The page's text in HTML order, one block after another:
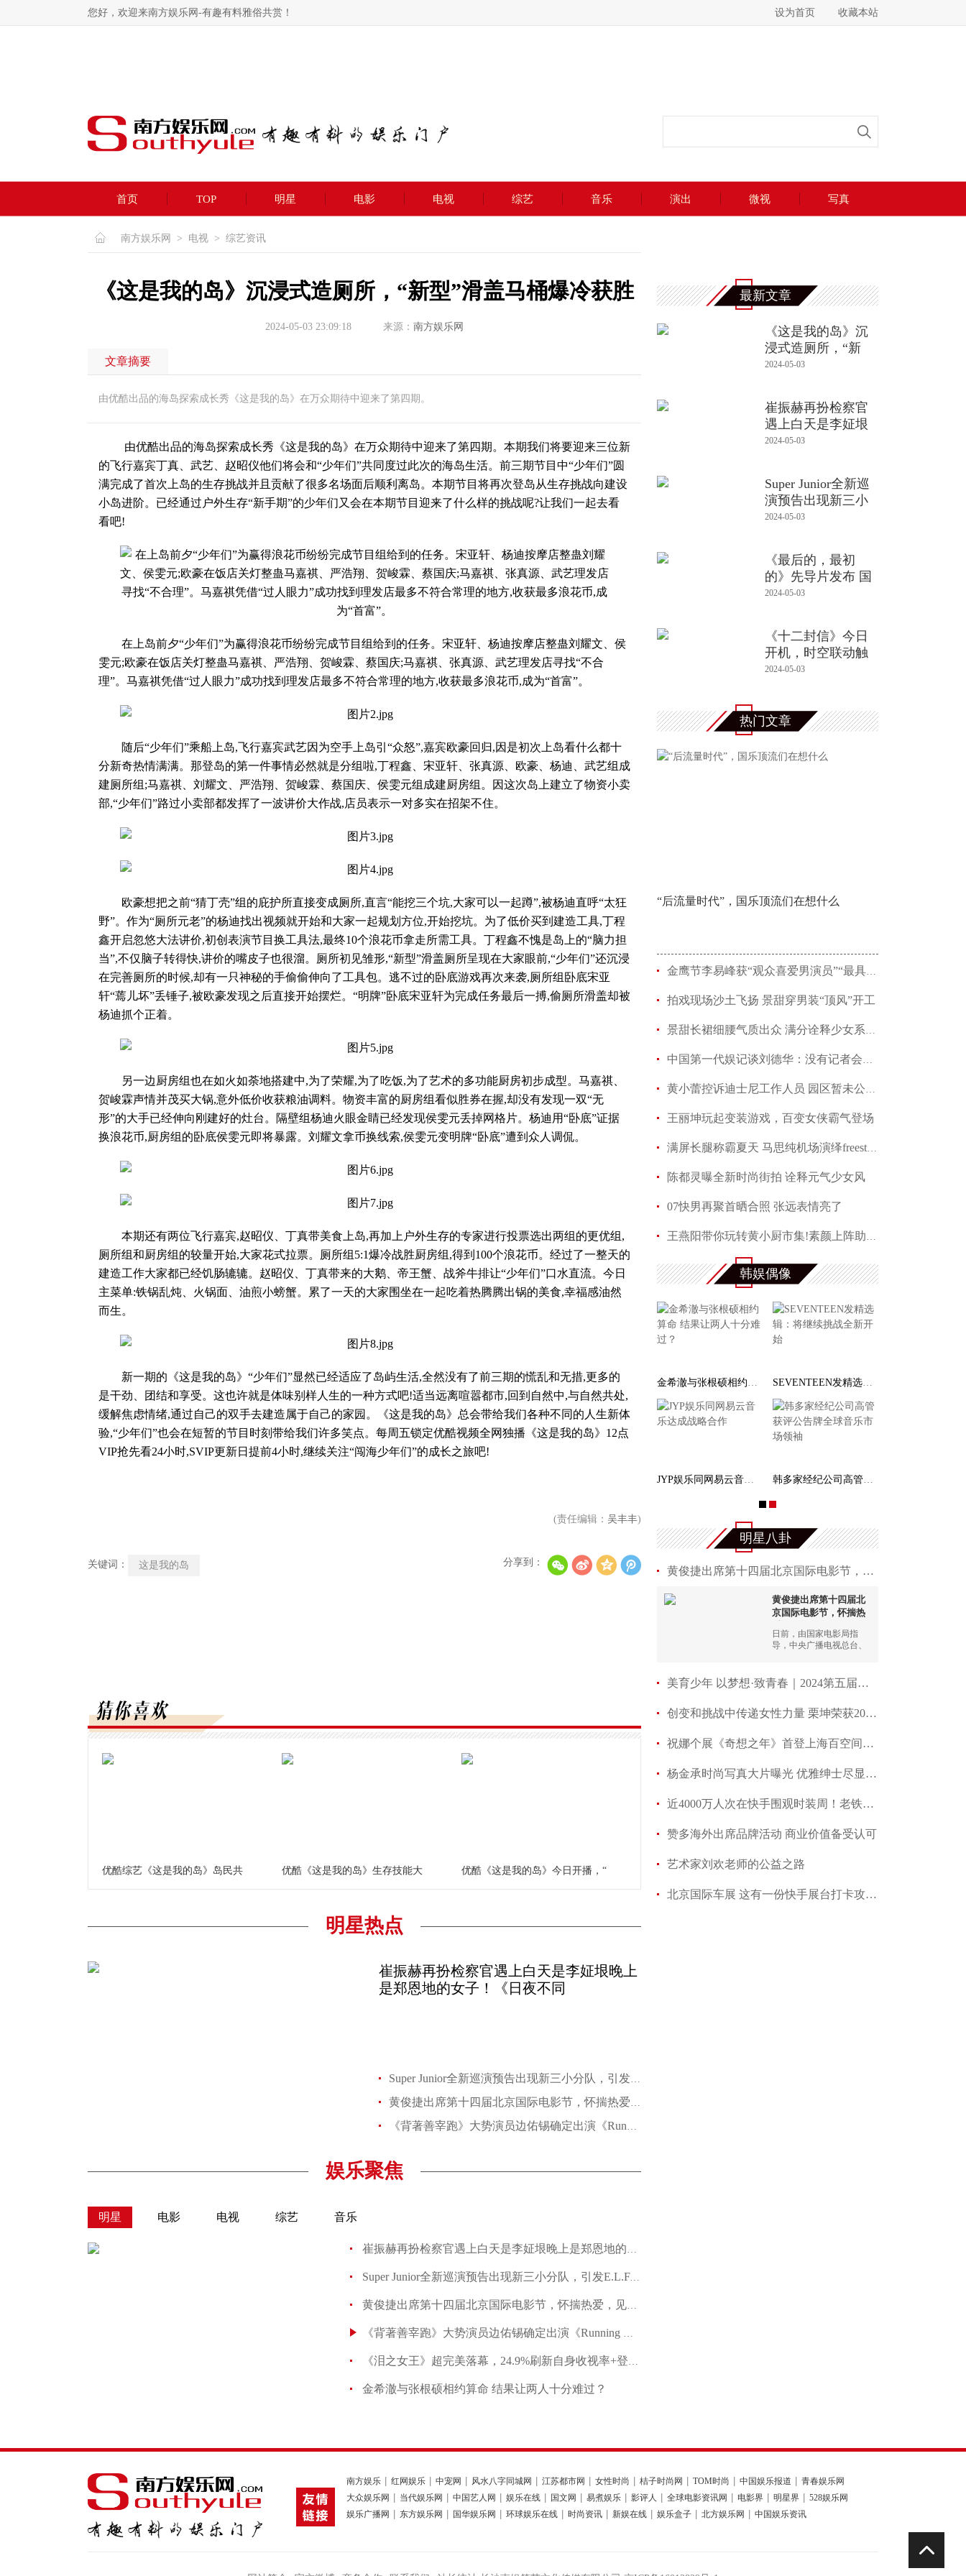
您好，欢迎来南方娱乐网-有趣有料雅俗共赏！ 设为首页 收藏本站
首页 TOP 明星 电影 电视 综艺 音乐 演出 微视 写真
南方娱乐网 > 电视 > 综艺资讯
《这是我的岛》沉浸式造厕所，“新型”滑盖马桶爆冷获胜
2024-05-03 23:09:18 来源： 南方娱乐网
文章摘要
由优酷出品的海岛探索成长秀《这是我的岛》在万众期待中迎来了第四期。
由优酷出品的海岛探索成长秀《这是我的岛》在万众期待中迎来了第四期。本期我们将要迎来三位新
的飞行嘉宾丁真、武艺、赵昭仪他们将会和“少年们”共同度过此次的海岛生活。前三期节目中“少年们”圆
满完成了首次上岛的生存挑战并且贡献了很多名场面后顺利离岛。本期节目将再次登岛从生存挑战向建设
小岛进阶。已经通过户外生存“新手期”的少年们又会在本期节目迎来了什么样的挑战呢?让我们一起去看
看吧!
在上岛前夕“少年们”为赢得浪花币纷纷完成节目组给到的任务。宋亚轩、杨迪按摩店整蛊刘耀文、侯
雯元;欧豪在饭店关灯整蛊马嘉祺、严浩翔、贺峻霖、蔡国庆;马嘉祺、张真源、武艺理发店寻找“不合
理”。马嘉祺凭借“过人眼力”成功找到理发店最多不符合常理的地方,收获最多浪花币,成为“首富”。
随后“少年们”乘船上岛,飞行嘉宾武艺因为空手上岛引“众怒”,嘉宾欧豪回归,因是初次上岛看什么都十
分新奇热情满满。那登岛的第一件事情必然就是分组啦,丁程鑫、宋亚轩、张真源、欧豪、杨迪、武艺组成
建厕所组;马嘉祺、刘耀文、严浩翔、贺峻霖、蔡国庆、侯雯元组成建厨房组。因这次岛上建立了物资小卖
部,“少年们”路过小卖部都发挥了一波讲价大作战,店员表示一对多实在招架不住。
欧豪想把之前“猜丁壳”组的庇护所直接变成厕所,直言“能挖三个坑,大家可以一起蹲”,被杨迪直呼“太狂
野”。作为“厕所元老”的杨迪找出视频就开始和大家一起规划方位,开始挖坑。为了低价买到建造工具,丁程
鑫开启忽悠大法讲价,初创表演节目换工具法,最终10个浪花币拿走所需工具。丁程鑫不愧是岛上的“脑力担
当”,不仅脑子转得快,讲价的嘴皮子也很溜。厕所初见雏形,“新型”滑盖厕所呈现在大家眼前,“少年们”还沉浸
在完善厕所的时候,却有一只神秘的手偷偷伸向了工具包。逃不过的卧底游戏再次来袭,厕所组卧底宋亚
轩“蔫儿坏”丢锤子,被欧豪发现之后直接开始摆烂。“明牌”卧底宋亚轩为完成任务最后一搏,偷厕所滑盖却被
杨迪抓个正着。
另一边厨房组也在如火如荼地搭建中,为了荣耀,为了吃饭,为了艺术的多功能厨房初步成型。马嘉祺、
贺峻霖声情并茂买大锅,意外低价收获粮油调料。物资丰富的厨房组看似胜券在握,却没有发现一双“无
形”的大手已经伸向刚建好的灶台。隔壁组杨迪火眼金睛已经发现侯雯元丢掉网格片。杨迪用“卧底”证据
换浪花币,厨房组的卧底侯雯元即将暴露。刘耀文拿币换线索,侯雯元变明牌“卧底”遭到众人调侃。
本期还有两位飞行嘉宾,赵昭仪、丁真带美食上岛,再加上户外生存的专家进行投票选出两组的更优组,
厕所组和厨房组的较量开始,大家花式拉票。厕所组5:1爆冷战胜厨房组,得到100个浪花币。经过了一整天的
建造工作大家都已经饥肠辘辘。赵昭仪、丁真带来的大鹅、帝王蟹、战斧牛排让“少年们”口水直流。今日
主菜单:铁锅乱炖、火锅面、油煎小螃蟹。累了一天的大家围坐在一起吃着热腾腾出锅的美食,幸福感油然
而生。
新一期的《这是我的岛》“少年们”显然已经适应了岛屿生活,全然没有了前三期的慌乱和无措,更多的
是干劲、团结和享受。这也许就是体味别样人生的一种方式吧!适当远离喧嚣都市,回到自然中,与自然共处,
缓解焦虑情绪,通过自己的双手去建造属于自己的家园。《这是我的岛》总会带给我们各种不同的人生新体
验,“少年们”也会在短暂的节目时刻带给我们许多笑点。每周五锁定优酷视频全网独播《这是我的岛》12点
VIP抢先看24小时,SVIP更新日提前4小时,继续关注“闯海少年们”的成长之旅吧!
(责任编辑： 吴丰丰)
关键词： 这是我的岛 分享到：
优酷综艺《这是我的岛》岛民共 优酷《这是我的岛》生存技能大 优酷《这是我的岛》今日开播，“
明星热点
崔振赫再扮检察官遇上白天是李姃垠晚上
是郑恩地的女子！《日夜不同
Super Junior全新巡演预告出现新三小分队，引发E.L.F.卯起来查谁是
黄俊捷出席第十四届北京国际电影节，怀揣热爱，见证发生
《背著善宰跑》大势演员边佑锡确定出演《Running Man》，官方在今
娱乐聚焦
明星 电影 电视 综艺 音乐
崔振赫再扮检察官遇上白天是李姃垠晚上是郑恩地的女子
Super Junior全新巡演预告出现新三小分队，引发E.L.F.卯
黄俊捷出席第十四届北京国际电影节，怀揣热爱，见证发生
《背著善宰跑》大势演员边佑锡确定出演《Running Man
《泪之女王》超完美落幕，24.9%刷新自身收视率+登顶tvN
金希澈与张根硕相约算命 结果让两人十分难过？
最新文章
《这是我的岛》沉
浸式造厕所，“新
型”滑盖马
2024-05-03
崔振赫再扮检察官
遇上白天是李姃垠
晚上是郑
2024-05-03
Super Junior全新巡
演预告出现新三小
分队，引
2024-05-03
《最后的，最初
的》先导片发布 国
内首部聚焦
2024-05-03
《十二封信》今日
开机，时空联动触
发命运交叠
2024-05-03
热门文章
“后流量时代”，国乐顶流们在想什么
金鹰节李易峰获“观众喜爱男演员”“最具人气男演
拍戏现场沙土飞扬 景甜穿男装“顶风”开工
景甜长裙细腰气质出众 满分诠释少女系优雅
中国第一代娱记谈刘德华：没有记者会不喜欢他
黄小蕾控诉迪士尼工作人员 园区暂未公开回应当事
王丽坤玩起变装游戏，百变女侠霸气登场
满屏长腿称霸夏天 马思纯机场演绎freestyle
陈都灵曝全新时尚街拍 诠释元气少女风
07快男再聚首晒合照 张远表情亮了
王燕阳带你玩转黄小厨市集!素颜上阵助力嫣然天使
何润东夏日写真魅力多变 黑色蕾丝透视西装性感吸
韩娱偶像
崔振赫再扮检察官遇上白天是李姃垠晚上是郑恩地 金希澈与张根硕相约算命 结果让两人十分难过？ SEVENTEEN发精选辑：将继续挑战全新开始
JYP娱乐同网易云音乐达成战略合作 韩多家经纪公司高管获评公告牌全球音乐市场领袖
明星八卦
黄俊捷出席第十四届北京国际电影节，怀揣热爱，见证
黄俊捷出席第十四届北
京国际电影节，怀揣热
日前，由国家电影局指
导，中央广播电视总台、
怀柔雁栖湖国际会展中心
隆重启幕。
美育少年 以梦想·致青春｜2024第五届芒果少儿艺
创变和挑战中传递女性力量 栗坤荣获2024年度“
祝娜个展《奇想之年》首登上海百空间，携手探寻想
杨金承时尚写真大片曝光 优雅绅士尽显风度
近4000万人次在快手围观时装周！老铁时装周：每种时
赞多海外出席品牌活动 商业价值备受认可
艺术家刘欢老师的公益之路
北京国际车展 这有一份快手展台打卡攻略！
南方娱乐 红网娱乐 中宠网 风水八字同城网 江苏都市网 女性时尚 桔子时尚网 TOM时尚 中国娱乐报道
青春娱乐网
大众娱乐网
当代娱乐网 中国艺人网 娱乐在线 国文网 易煮娱乐 影评人 全球电影资讯网 电影界 明星界
528娱乐网
娱乐广播网
东方娱乐网 国华娱乐网 环球娱乐在线 时尚资讯 新娱在线 娱乐盒子 北方娱乐网 中国娱乐资讯